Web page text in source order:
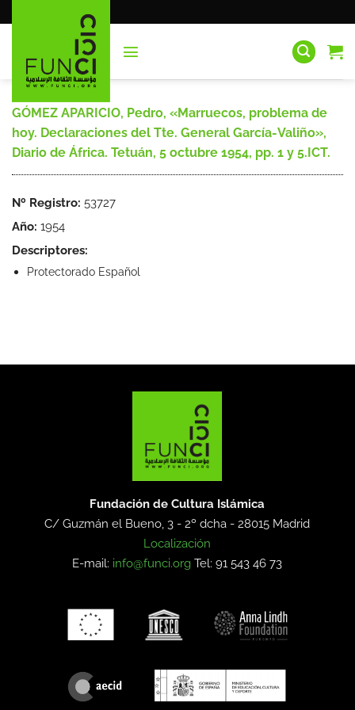
al
GÓMEZ APARICIO, Pedro, «Marruecos, problema de
hoy. Declaraciones del Tte. General García-Valiño»,
Diario de África. Tetuán, 5 octubre 1954, pp. 1 y 5.ICT.
Nº Registro: 53727
Año: 1954
Descriptores:
Protectorado Español
Fundación de Cultura Islámica
C/ Guzmán el Bueno, 3 - 2º dcha -28015 Madrid
Localización
E-mail: info@funci.org Tel: 91 543 46 73